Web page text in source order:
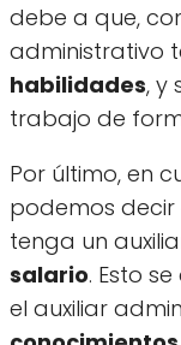
debe a que,
administrativo
habilidades, y
trabajo de
Por último, en
podemos
tenga un
salario. Esto
el auxiliar